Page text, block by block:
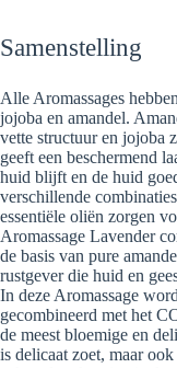
Samenstelling
Alle Aromassages
jojoba en amandel.
vette structuur en jojoba
geeft een beschermend
huid blijft en de huid
verschillende
essentiële oliën zorgen
Aromassage Lavender
de basis van pure
rustgever die huid en
In deze Aromassage
gecombineerd met het
de meest bloemige en
is delicaat zoet, maar